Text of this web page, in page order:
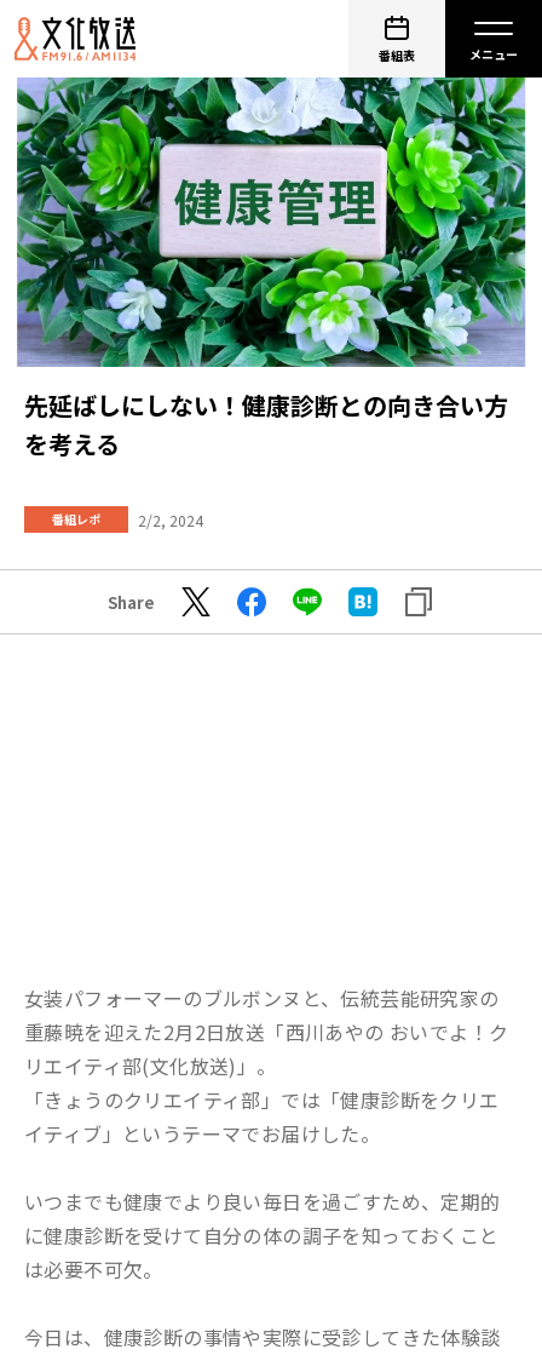
番組表
先延ばしにしない！健康診断との向き合い方
を考える
番組レポ 2/2, 2024
Share
女装パフォーマーのブルボンヌと、伝統芸能研究家の
重藤暁を迎えた2月2日放送「西川あやの おいでよ！ク
リエイティ部(文化放送)」。
「きょうのクリエイティ部」では「健康診断をクリエ
イティブ」というテーマでお届けした。
いつまでも健康でより良い毎日を過ごすため、定期的
に健康診断を受けて自分の体の調子を知っておくこと
は必要不可欠。
今日は、健康診断の事情や実際に受診してきた体験談